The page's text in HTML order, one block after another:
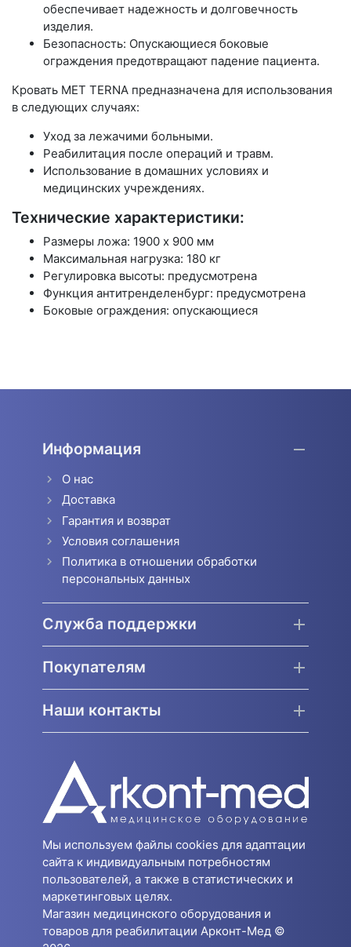
обеспечивает надежность и долговечность
изделия.
Безопасность: Опускающиеся боковые
ограждения предотвращают падение пациента.
Кровать MET TERNA предназначена для использования
в следующих случаях:
Уход за лежачими больными.
Реабилитация после операций и травм.
Использование в домашних условиях и
медицинских учреждениях.
Технические характеристики:
Размеры ложа: 1900 x 900 мм
Максимальная нагрузка: 180 кг
Регулировка высоты: предусмотрена
Функция антитренделенбург: предусмотрена
Боковые ограждения: опускающиеся
Информация
О нас
Доставка
Гарантия и возврат
Условия соглашения
Политика в отношении обработки
персональных данных
Служба поддержки
Покупателям
Наши контакты
Мы используем файлы cookies для адаптации
сайта к индивидуальным потребностям
пользователей, а также в статистических и
маркетинговых целях.
Магазин медицинского оборудования и
товаров для реабилитации Арконт-Мед ©